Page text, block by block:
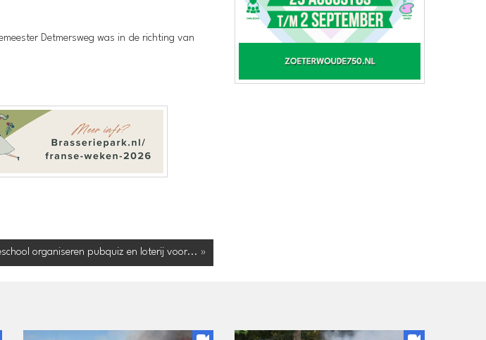
Detmersweg was in de richting van
organiseren pubquiz en loterij voor... »